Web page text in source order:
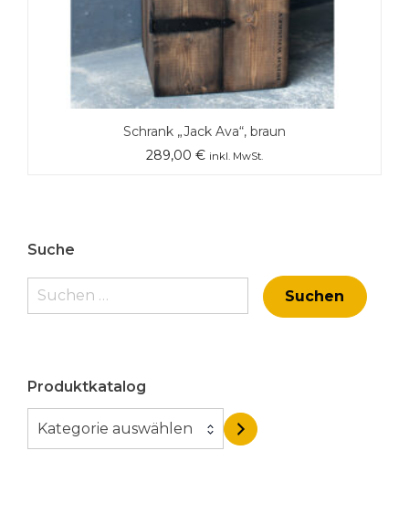
Schrank „Jack Ava“, braun
289,00 € inkl. MwSt.
Suche
Suchen
nach:
Produktkatalog
a
Kategorie auswählen